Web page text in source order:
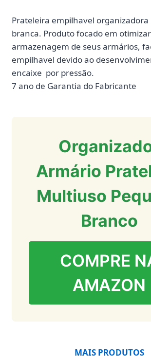
Prateleira empilhavel
branca. Produto focado em
armazenagem de seus armários,
empilhavel devido ao
encaixe por pressão.
7 ano de Garantia do Fabricante
Armário
Multiuso
Branco
COMPRE
AMAZON
MAIS PRODUTOS